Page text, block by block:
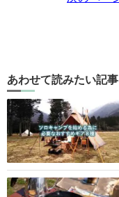
あわせて読みたい記事